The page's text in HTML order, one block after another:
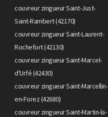
couvreur zingueur Saint-Just-
Saint-Rambert (42170)
couvreur zingueur Saint-Laurent-
Rochefort (42130)
couvreur zingueur Saint-Marcel-
d'Urfé (42430)
couvreur zingueur Saint-Marcellin-
en-Forez (42680)
couvreur zingueur Saint-Martin-la-